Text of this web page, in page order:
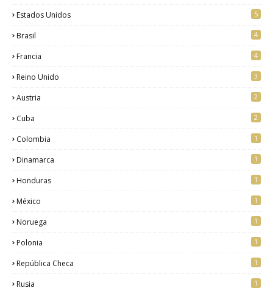
Estados Unidos 5
Brasil 4
Francia 4
Reino Unido 3
Austria 2
Cuba 2
Colombia 1
Dinamarca 1
Honduras 1
México 1
Noruega 1
Polonia 1
República Checa 1
Rusia 1